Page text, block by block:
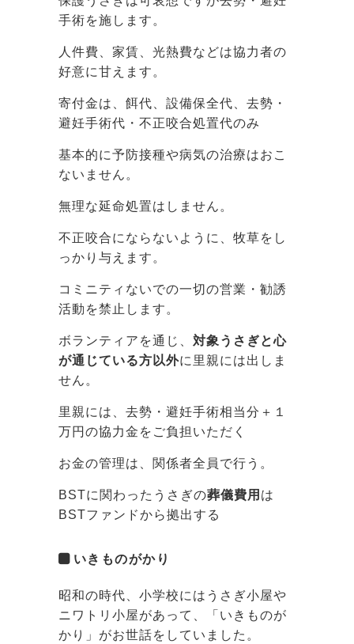
手術を施します。
人件費、家賃、光熱費などは協力者の
好意に甘えます。
寄付金は、餌代、設備保全代、去勢・
避妊手術代・不正咬合処置代のみ
基本的に予防接種や病気の治療はおこ
ないません。
無理な延命処置はしません。
不正咬合にならないように、牧草をし
っかり与えます。
コミニティないでの一切の営業・勧誘
活動を禁止します。
ボランティアを通じ、 対象うさぎと心
が通じている方以外に里親には出しま
せん。
里親には、去勢・避妊手術相当分＋１
万円の協力金をご負担いただく
お金の管理は、関係者全員で行う。
BSTに関わったうさぎの葬儀費用 は
BSTファンドから拠出する
いきものがかり
昭和の時代、小学校にはうさぎ小屋や
ニワトリ小屋があって、「いきものが
かり」がお世話をしていました。